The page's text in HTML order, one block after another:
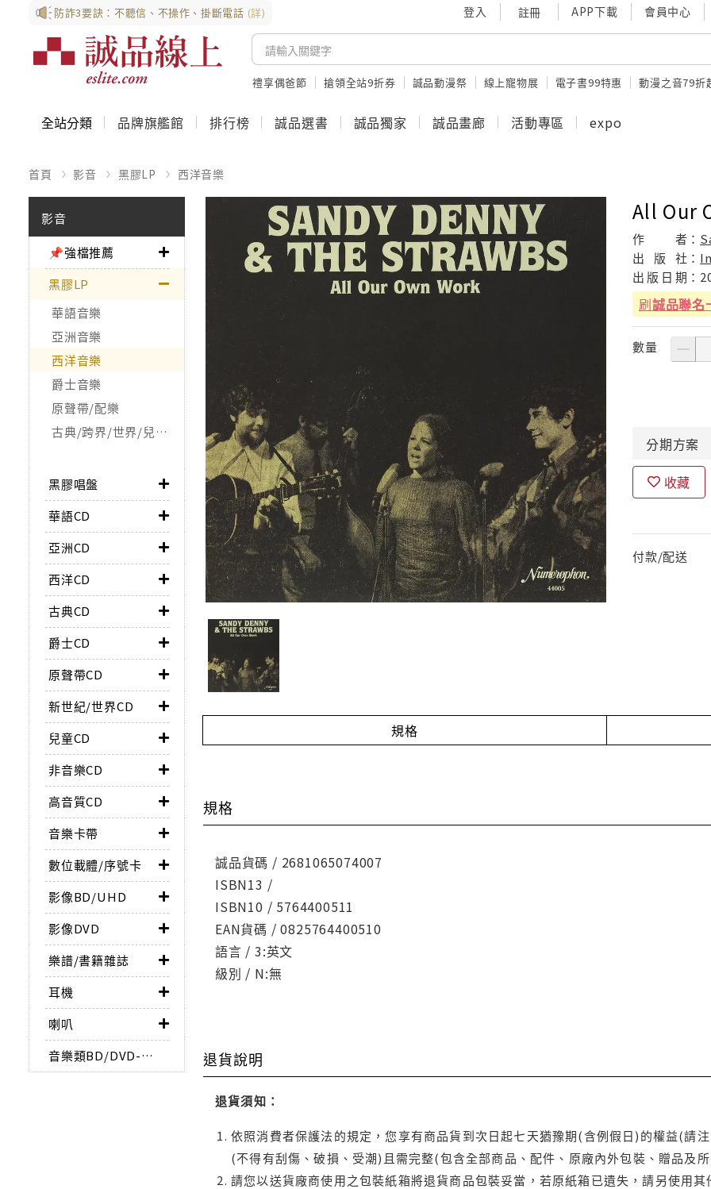
防詐3要訣：不聽信、不操作、掛斷電話 (詳) 登入 註冊 APP下載 會員中心
禮享偶爸節 搶領全站9折券 誠品動漫祭 線上寵物展 電子書99特惠 動漫之音79折
全站分類 品牌旗艦館 排行榜 誠品選書 誠品獨家 誠品畫廊 活動專區 expo
首頁 影音 黑膠LP 西洋音樂
影音
📌強檔推薦
黑膠LP
華語音樂
亞洲音樂
西洋音樂
爵士音樂
原聲帶/配樂
古典/跨界/世界/兒童/非音樂類
黑膠唱盤
華語CD
亞洲CD
西洋CD
古典CD
爵士CD
原聲帶CD
新世紀/世界CD
兒童CD
非音樂CD
高音質CD
音樂卡帶
數位載體/序號卡
影像BD/UHD
影像DVD
樂譜/書籍雜誌
耳機
喇叭
音樂類BD/DVD-AUDIO
All Our
作 者：
出
版 社：
出 版 日 期：
刷誠品聯名
數量
分期方案
收藏
付款/配送
規格
規格
誠品貨碼 / 2681065074007
ISBN13 /
ISBN10 / 5764400511
EAN貨碼 / 0825764400510
語言 / 3:英文
級別 / N:無
退貨說明
退貨須知：
依照消費者保護法的規定，您享有商品貨到次日起七天猶豫期(含例假日)的權益(請
(不得有刮傷、破損、受潮)且需完整(包含全部商品、配件、原廠內外包裝、贈品及
請您以送貨廠商使用之包裝紙箱將退貨商品包裝妥當，若原紙箱已遺失，請另使用